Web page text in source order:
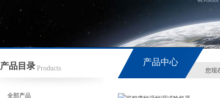
产品目录 Products
全部产品
产品中心
您现